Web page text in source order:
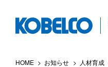
HOME お知らせ 人材育成